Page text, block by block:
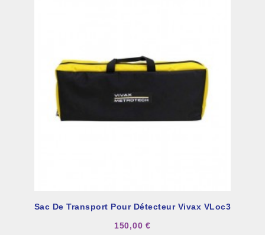
Sac De Transport Pour Détecteur Vivax VLoc3
150,00 €